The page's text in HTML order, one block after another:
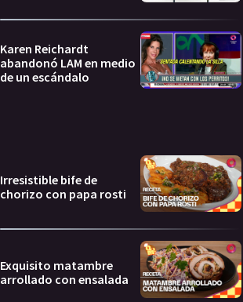
Karen Reichardt
abandonó LAM en medio
de un escándalo
Irresistible bife de
chorizo con papa rosti
Exquisito matambre
arrollado con ensalada